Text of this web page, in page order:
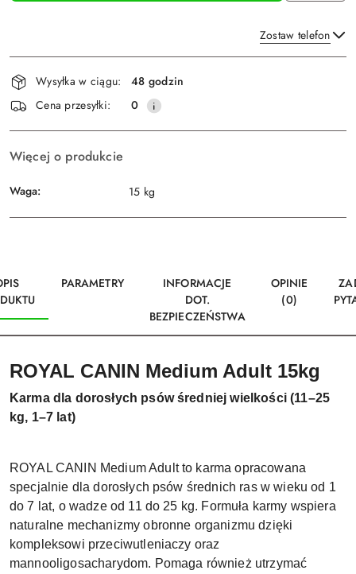
Zostaw telefon
Wyślij
Dostępność
i
dostawa
Wysyłka w ciągu:
48 godzin
Cena przesyłki:
0
Więcej o produkcie
Waga: 15 kg
PARAMETRY
INFORMACJE
DOT.
BEZPIECZEŃSTWA
OPINIE
(0)
ROYAL CANIN Medium Adult 15kg
Karma dla dorosłych psów średniej wielkości (11–25
kg, 1–7 lat)
ROYAL CANIN Medium Adult to karma opracowana
specjalnie dla dorosłych psów średnich ras w wieku od 1
do 7 lat, o wadze od 11 do 25 kg. Formuła karmy wspiera
naturalne mechanizmy obronne organizmu dzięki
kompleksowi przeciwutleniaczy oraz
mannooligosacharydom. Pomaga również utrzymać